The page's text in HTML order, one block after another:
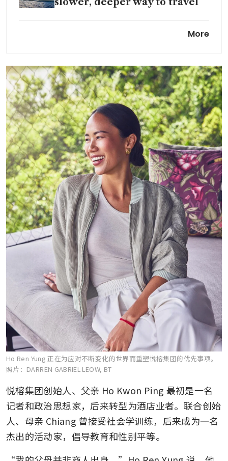
into high horology with Escale
More
Ho Ren Yung 正在为应对不断变化的世界而重塑悦榕集团的优先事项。
照片：DARREN GABRIEL LEOW, BT
悦榕集团创始人、父亲 Ho Kwon Ping 最初是一名
记者和政治思想家，后来转型为酒店业者。联合创始
人、母亲 Chiang 曾接受社会学训练，后来成为一名
杰出的活动家，倡导教育和性别平等。